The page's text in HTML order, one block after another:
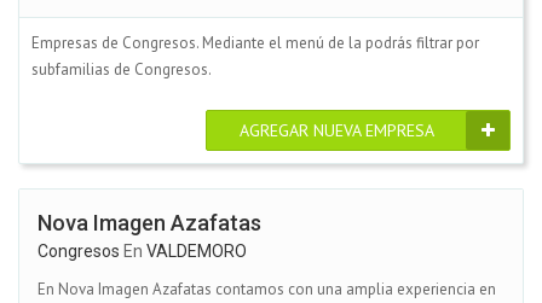
Empresas de Congresos. Mediante el menú de la podrás filtrar por
subfamilias de Congresos.
AGREGAR NUEVA EMPRESA
Nova Imagen Azafatas
Congresos En VALDEMORO
En Nova Imagen Azafatas contamos con una amplia experiencia en